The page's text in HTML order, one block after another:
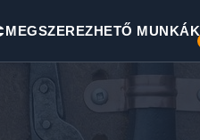
MEGSZEREZHETŐ MUNKÁK